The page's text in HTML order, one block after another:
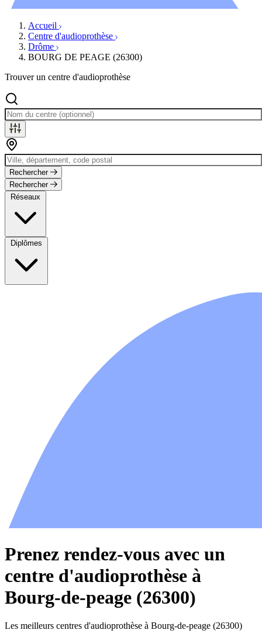
Accueil
Centre d'audioprothèse
Drôme
BOURG DE PEAGE (26300)
Trouver un centre d'audioprothèse
Rechercher
Rechercher
Réseaux
Diplômes
Prenez rendez-vous avec un
centre d'audioprothèse à
Bourg-de-peage (26300)
Les meilleurs centres d'audioprothèse à Bourg-de-peage (26300)